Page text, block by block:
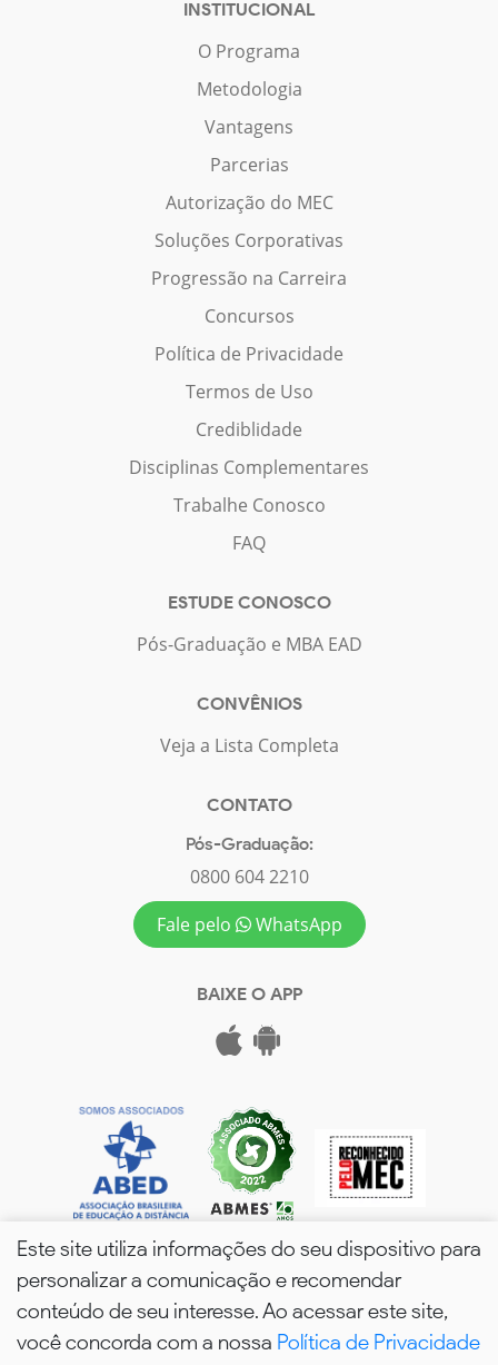
INSTITUCIONAL
O Programa
Metodologia
Vantagens
Parcerias
Autorização do MEC
Soluções Corporativas
Progressão na Carreira
Concursos
Política de Privacidade
Termos de Uso
Crediblidade
Disciplinas Complementares
Trabalhe Conosco
FAQ
ESTUDE CONOSCO
Pós-Graduação e MBA EAD
CONVÊNIOS
Veja a Lista Completa
CONTATO
Pós-Graduação:
0800 604 2210
Fale pelo
WhatsApp
BAIXE O APP
wPós - 2026. Todos os Direitos Reservados.
Este site utiliza informações do seu dispositivo para
personalizar a comunicação e recomendar
conteúdo de seu interesse. Ao acessar este site,
você concorda com a nossa Política de Privacidade